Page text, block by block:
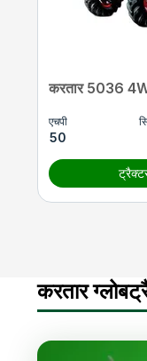
करतार 5036
एचपी
50
करतार